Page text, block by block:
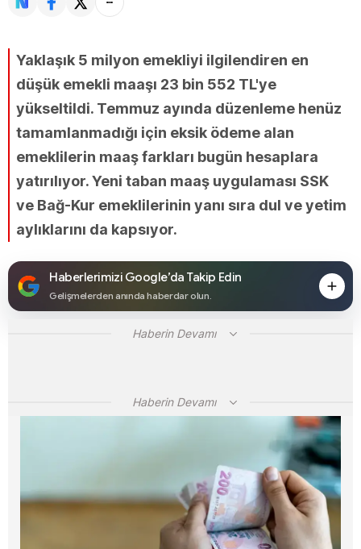
Yaklaşık 5 milyon emekliyi ilgilendiren en
düşük emekli maaşı 23 bin 552 TL'ye
yükseltildi. Temmuz ayında düzenleme henüz
tamamlanmadığı için eksik ödeme alan
emeklilerin maaş farkları bugün hesaplara
yatırılıyor. Yeni taban maaş uygulaması SSK
ve Bağ-Kur emeklilerinin yanı sıra dul ve yetim
aylıklarını da kapsıyor.
Haberlerimizi Google’da Takip Edin
Gelişmelerden anında haberdar olun.
Haberin Devamı
Haberin Devamı